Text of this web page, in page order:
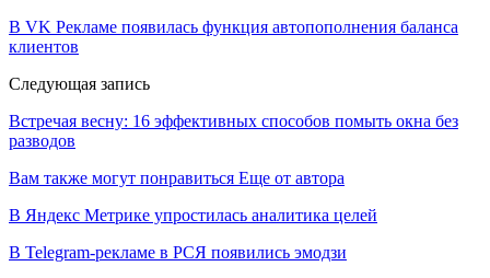
В VK Рекламе появилась функция автопополнения баланса
клиентов
Следующая запись
Встречая весну: 16 эффективных способов помыть окна без
разводов
Вам также могут понравиться Еще от автора
В Яндекс Метрике упростилась аналитика целей
В Telegram-рекламе в РСЯ появились эмодзи